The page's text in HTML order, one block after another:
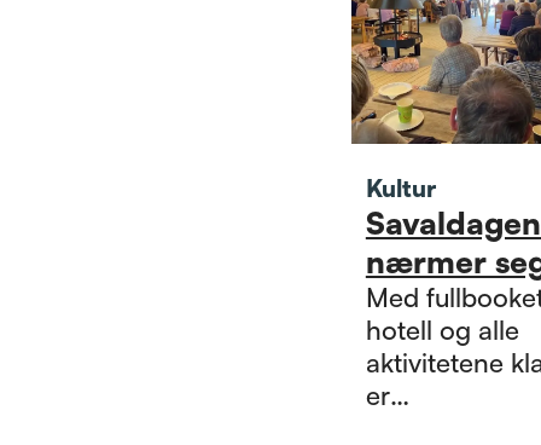
Kultur
nærmer
Med
hotell og alle
aktivitetene
er